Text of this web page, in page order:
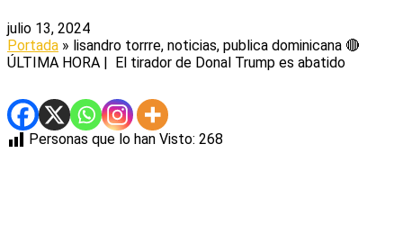
julio 13, 2024
Portada » lisandro torrre, noticias, publica dominicana 🔴
ÚLTIMA HORA | El tirador de Donal Trump es abatido
Personas que lo han Visto: 268